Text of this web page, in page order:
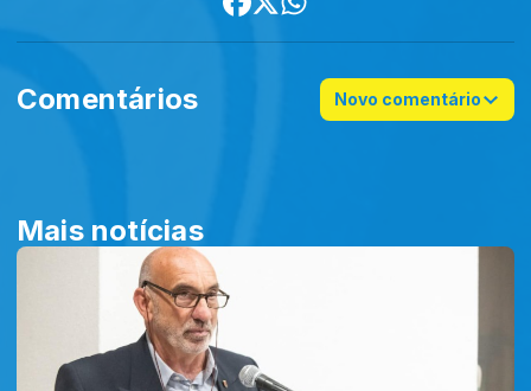
Comentários Novo comentário
Mais notícias